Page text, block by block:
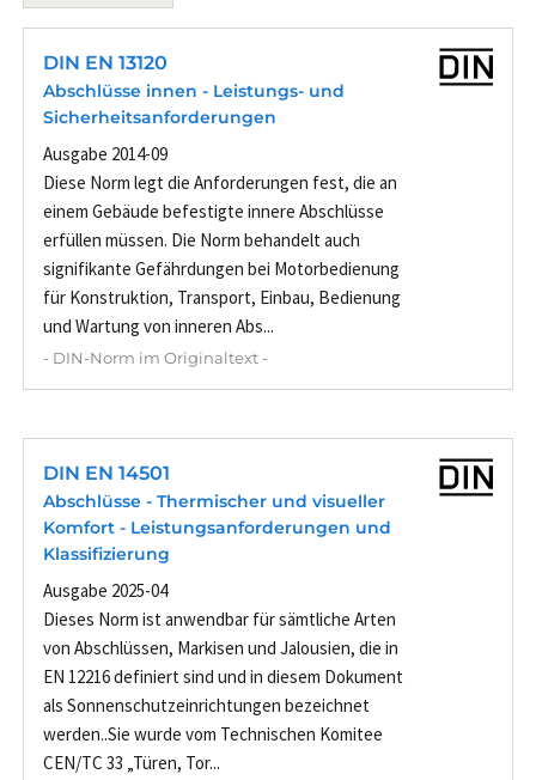
DIN EN 13120
Abschlüsse innen - Leistungs- und
Sicherheitsanforderungen
Ausgabe 2014-09
Diese Norm legt die Anforderungen fest, die an
einem Gebäude befestigte innere Abschlüsse
erfüllen müssen. Die Norm behandelt auch
signifikante Gefährdungen bei Motorbedienung
für Konstruktion, Transport, Einbau, Bedienung
und Wartung von inneren Abs...
- DIN-Norm im Originaltext -
DIN EN 14501
Abschlüsse - Thermischer und visueller
Komfort - Leistungsanforderungen und
Klassifizierung
Ausgabe 2025-04
Dieses Norm ist anwendbar für sämtliche Arten
von Abschlüssen, Markisen und Jalousien, die in
EN 12216 definiert sind und in diesem Dokument
als Sonnenschutzeinrichtungen bezeichnet
werden..Sie wurde vom Technischen Komitee
CEN/TC 33 „Türen, Tor...